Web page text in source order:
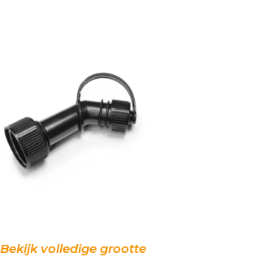
Bekijk volledige grootte